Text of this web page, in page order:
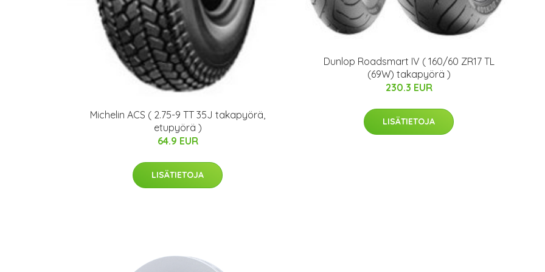
Michelin ACS ( 2.75-9 TT 35J takapyörä,
etupyörä )
64.9 EUR
LISÄTIETOJA
Dunlop Roadsmart IV ( 160/60 ZR17 TL
(69W) takapyörä )
230.3 EUR
LISÄTIETOJA